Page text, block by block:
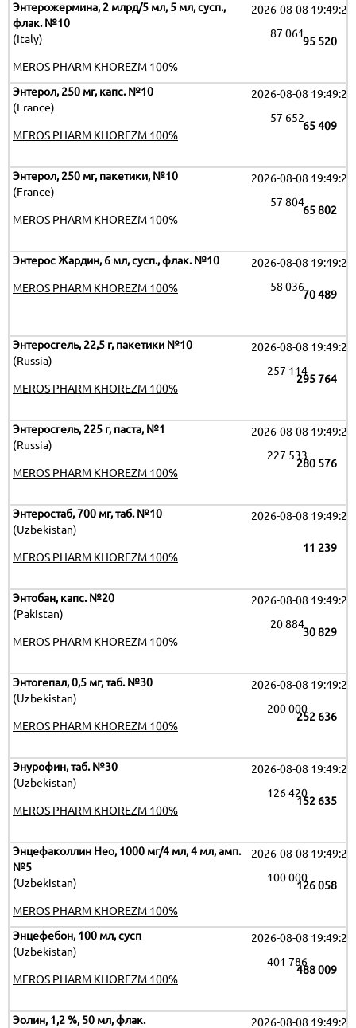
Энтерожермина, 2 млрд/5 мл, 5 мл, сусп.,
флак. №10
(Italy)
2026-08-08 19:49:26
95 520
87 061
MEROS PHARM KHOREZM 100%
Энтерол, 250 мг, капс. №10
(France)
2026-08-08 19:49:26
65 409
57 652
MEROS PHARM KHOREZM 100%
Энтерол, 250 мг, пакетики, №10
(France)
2026-08-08 19:49:26
65 802
57 804
MEROS PHARM KHOREZM 100%
Энтерос Жардин, 6 мл, сусп., флак. №10 2026-08-08 19:49:26
70 489
58 036
MEROS PHARM KHOREZM 100%
Энтеросгель, 22,5 г, пакетики №10
(Russia)
2026-08-08 19:49:26
295 764
257 114
MEROS PHARM KHOREZM 100%
Энтеросгель, 225 г, паста, №1
(Russia)
2026-08-08 19:49:26
280 576
227 533
MEROS PHARM KHOREZM 100%
Энтеростаб, 700 мг, таб. №10
(Uzbekistan)
2026-08-08 19:49:26
11 239
MEROS PHARM KHOREZM 100%
Энтобан, капс. №20
(Pakistan)
2026-08-08 19:49:26
30 829
20 884
MEROS PHARM KHOREZM 100%
Энтогепал, 0,5 мг, таб. №30
(Uzbekistan)
2026-08-08 19:49:26
252 636
200 000
MEROS PHARM KHOREZM 100%
Энурофин, таб. №30
(Uzbekistan)
2026-08-08 19:49:26
152 635
126 420
MEROS PHARM KHOREZM 100%
Энцефаколлин Нео, 1000 мг/4 мл, 4 мл, амп.
№5
(Uzbekistan)
2026-08-08 19:49:26
126 058
100 000
MEROS PHARM KHOREZM 100%
Энцефебон, 100 мл, сусп
(Uzbekistan)
2026-08-08 19:49:26
488 009
401 786
MEROS PHARM KHOREZM 100%
Эолин, 1,2 %, 50 мл, флак. 2026-08-08 19:49:26